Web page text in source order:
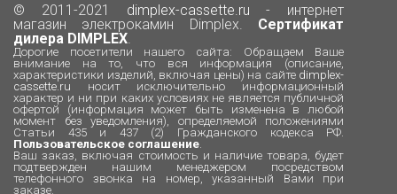
© 2011-2021 dimplex-cassette.ru - интернет
магазин электрокамин Dimplex. Сертификат
дилера DIMPLEX
Дорогие посетители нашего сайта: Обращаем Ваше
внимание на то, что вся информация (описание,
характеристики изделий, включая цены) на сайте dimplex-
cassette.ru носит исключительно информационный
характер и ни при каких условиях не является публичной
офертой (информация может быть изменена в любой
момент без уведомления), определяемой положениями
Статьи 435 и 437 (2) Гражданского кодекса РФ.
Пользовательское соглашение
Ваш заказ, включая стоимость и наличие товара, будет
подтвержден нашим менеджером посредством
телефонного звонка на номер, указанный Вами при
заказе.